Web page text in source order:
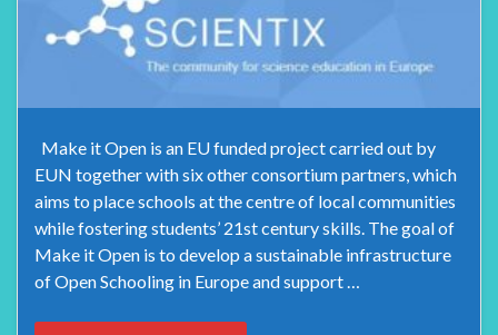
Make it Open is an EU funded project carried out by
EUN together with six other consortium partners, which
aims to place schools at the centre of local communities
while fostering students’ 21st century skills. The goal of
Make it Open is to develop a sustainable infrastructure
of Open Schooling in Europe and support …